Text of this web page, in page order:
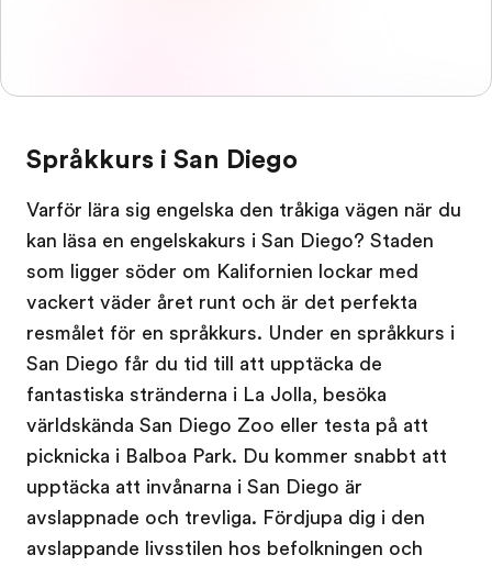
Språkkurs i San Diego
Varför lära sig engelska den tråkiga vägen när du
kan läsa en engelskakurs i San Diego? Staden
som ligger söder om Kalifornien lockar med
vackert väder året runt och är det perfekta
resmålet för en språkkurs. Under en språkkurs i
San Diego får du tid till att upptäcka de
fantastiska stränderna i La Jolla, besöka
världskända San Diego Zoo eller testa på att
picknicka i Balboa Park. Du kommer snabbt att
upptäcka att invånarna i San Diego är
avslappnade och trevliga. Fördjupa dig i den
avslappande livsstilen hos befolkningen och